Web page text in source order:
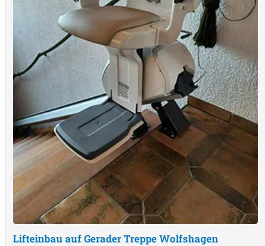
Lifteinbau auf Gerader TreppeWolfshagen